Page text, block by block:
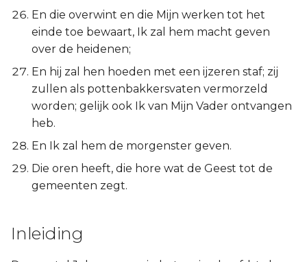
En die overwint en die Mijn werken tot het
einde toe bewaart, Ik zal hem macht geven
over de heidenen;
En hij zal hen hoeden met een ijzeren staf; zij
zullen als pottenbakkersvaten vermorzeld
worden; gelijk ook Ik van Mijn Vader ontvangen
heb.
En Ik zal hem de morgenster geven.
Die oren heeft, die hore wat de Geest tot de
gemeenten zegt.
Inleiding